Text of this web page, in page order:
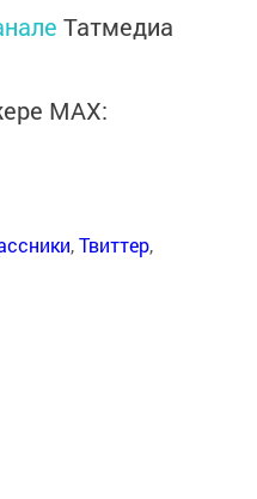
Татмедиа
MАХ:
,Твиттер,